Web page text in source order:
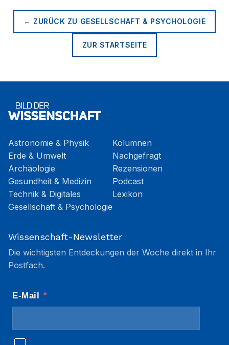
← ZURÜCK ZU GESELLSCHAFT & PSYCHOLOGIE
ZUR STARTSEITE
Astronomie & Physik
Erde & Umwelt
Archäologie
Gesundheit & Medizin
Technik & Digitales
Gesellschaft & Psychologie
Kolumnen
Nachgefragt
Rezensionen
Podcast
Lexikon
Wissenschaft-Newsletter
Die wichtigsten Entdeckungen der Woche direkt in Ihr
Postfach.